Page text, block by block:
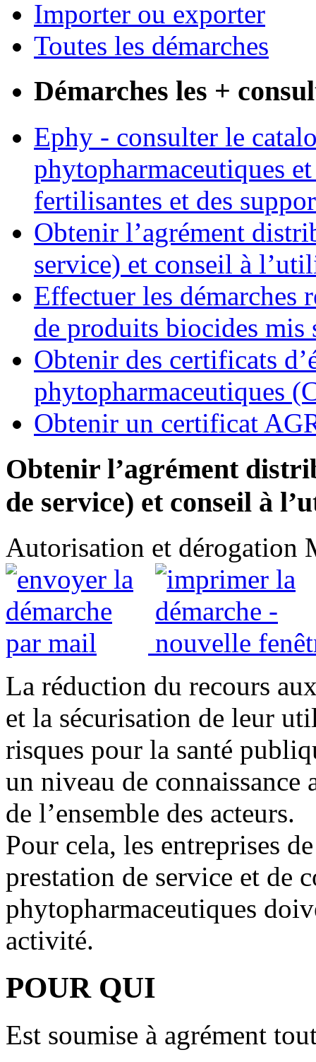
Importer ou exporter
Toutes les démarches
Démarches les +
Ephy - consulter le
phytopharmaceutiques
fertilisantes et des
Obtenir l’agrément
service) et conseil à
Effectuer les démarches
de produits biocides mis
Obtenir des certificats
phytopharmaceutiques
Obtenir un certificat
Obtenir l’agrément
de service) et conseil à
Autorisation et dérogation
La réduction du recours
et la sécurisation de leur
risques pour la santé
un niveau de
de l’ensemble des acteurs.
Pour cela, les entreprises
prestation de service et de
phytopharmaceutiques
activité.
POUR QUI
Est soumise à agrément